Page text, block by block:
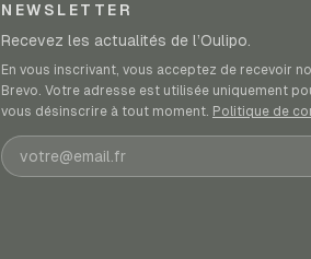
NEWSLETTER
Recevez les actualités de l’Oulipo.
En vous inscrivant, vous acceptez de recevoir
Brevo. Votre adresse est utilisée uniquement
vous désinscrire à tout moment. Politique de
Adresse e-mail